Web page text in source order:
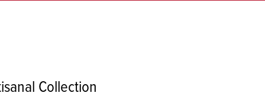
Collection